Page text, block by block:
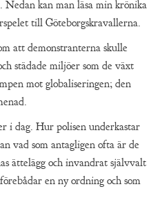
Nedan kan man läsa min krönika
till Göteborgskravallerna.
att demonstranterna skulle
städade miljöer som de växt
mot globaliseringen; den
i dag. Hur polisen underkastar
vad som antagligen ofta är de
ättelägg och invandrat självvalt
en ny ordning och som